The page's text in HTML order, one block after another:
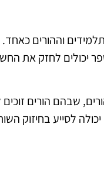
וההורים
יכולים לחזק את
שבהם הורים
לסייע בחיזוק